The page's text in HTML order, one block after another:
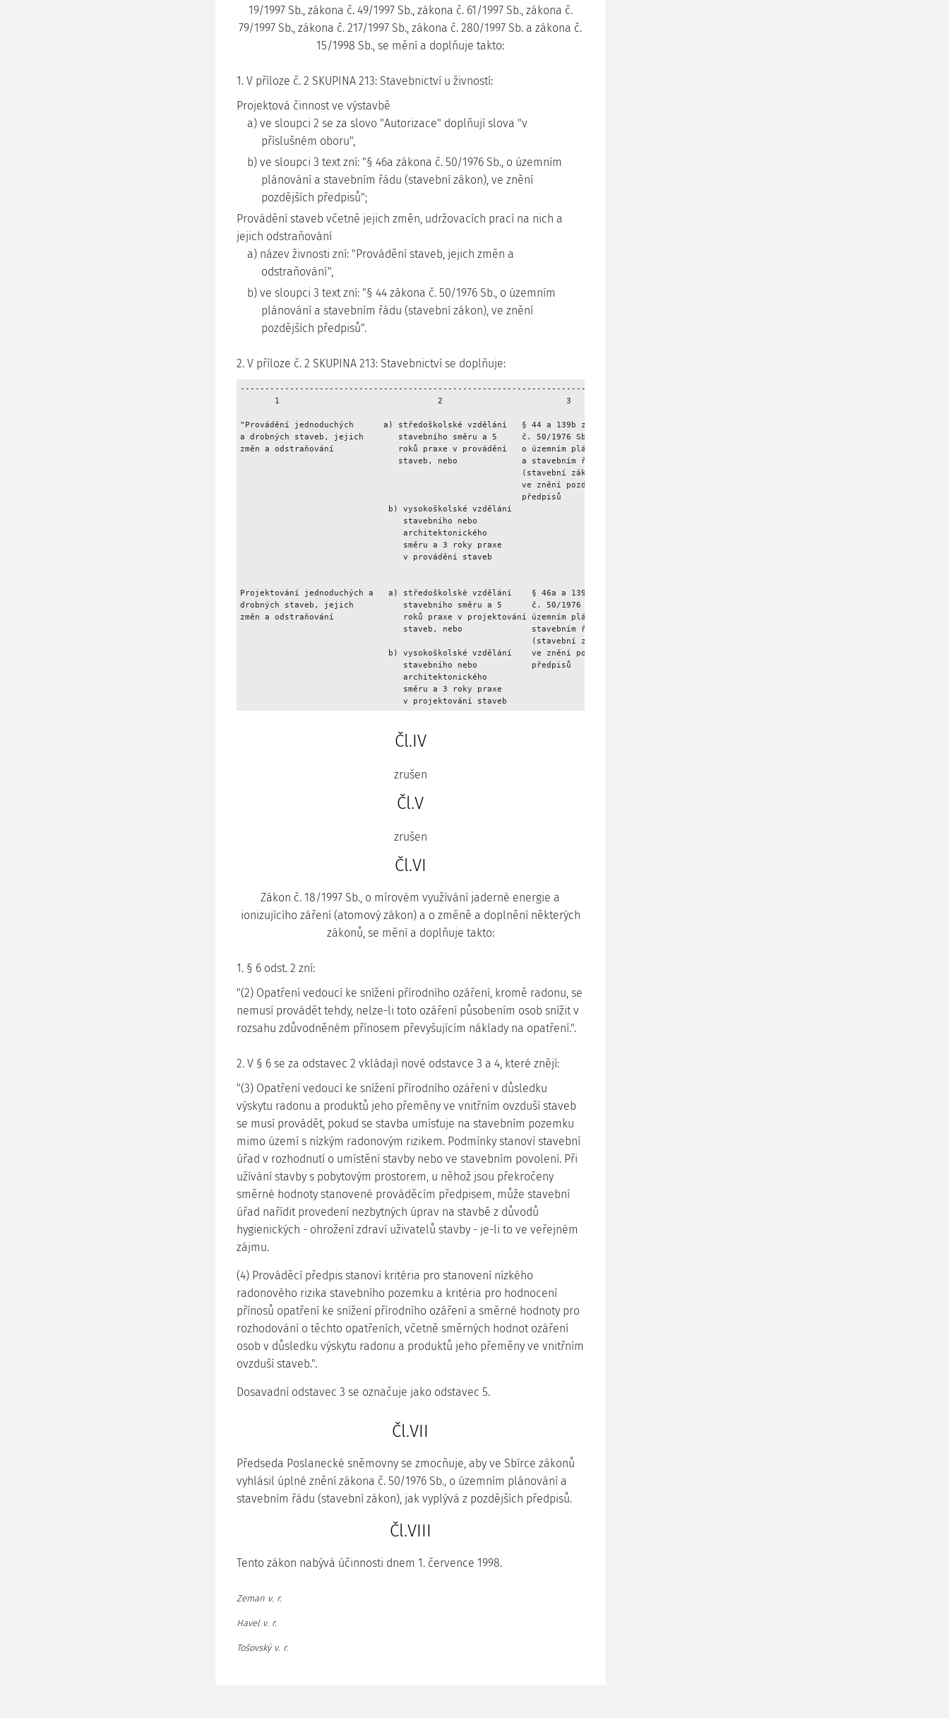
19/1997 Sb., zákona č. 49/1997 Sb., zákona č. 61/1997 Sb., zákona č.
79/1997 Sb., zákona č. 217/1997 Sb., zákona č. 280/1997 Sb. a zákona č.
15/1998 Sb., se mění a doplňuje takto:
1. V příloze č. 2 SKUPINA 213: Stavebnictví u živností:
Projektová činnost ve výstavbě
a) ve sloupci 2 se za slovo "Autorizace" doplňují slova "v
příslušném oboru",
b) ve sloupci 3 text zní: "§ 46a zákona č. 50/1976 Sb., o územním
plánování a stavebním řádu (stavební zákon), ve znění
pozdějších předpisů";
Provádění staveb včetně jejich změn, udržovacích prací na nich a
jejich odstraňování
a) název živnosti zní: "Provádění staveb, jejich změn a
odstraňování",
b) ve sloupci 3 text zní: "§ 44 zákona č. 50/1976 Sb., o územním
plánování a stavebním řádu (stavební zákon), ve znění
pozdějších předpisů".
2. V příloze č. 2 SKUPINA 213: Stavebnictví se doplňuje:
---------------------------------------------------------------------------------
       1                                2                         3
"Provádění jednoduchých      a) středoškolské vzdělání   § 44 a 139b zákona
a drobných staveb, jejich       stavebního směru a 5     č. 50/1976 Sb.,
změn a odstraňování             roků praxe v provádění   o územním plánování
                                staveb, nebo             a stavebním řádu
                                                         (stavební zákon),
                                                         ve znění pozdějších
                                                         předpisů
                              b) vysokoškolské vzdělání
                                 stavebního nebo
                                 architektonického
                                 směru a 3 roky praxe
                                 v provádění staveb
Projektování jednoduchých a   a) středoškolské vzdělání    § 46a a 139b zákona
drobných staveb, jejich          stavebního směru a 5      č. 50/1976 Sb., o
změn a odstraňování              roků praxe v projektování územním plánování a
                                 staveb, nebo              stavebním řádu
                                                           (stavební zákon),
                              b) vysokoškolské vzdělání    ve znění pozdějších
                                 stavebního nebo           předpisů
                                 architektonického
                                 směru a 3 roky praxe
Čl.IV
zrušen
Čl.V
zrušen
Čl.VI
Zákon č. 18/1997 Sb., o mírovém využívání jaderné energie a
ionizujícího záření (atomový zákon) a o změně a doplnění některých
zákonů, se mění a doplňuje takto:
1. § 6 odst. 2 zní:
"(2) Opatření vedoucí ke snížení přírodního ozáření, kromě radonu, se
nemusí provádět tehdy, nelze-li toto ozáření působením osob snížit v
rozsahu zdůvodněném přínosem převyšujícím náklady na opatření.".
2. V § 6 se za odstavec 2 vkládají nové odstavce 3 a 4, které znějí:
"(3) Opatření vedoucí ke snížení přírodního ozáření v důsledku
výskytu radonu a produktů jeho přeměny ve vnitřním ovzduší staveb
se musí provádět, pokud se stavba umísťuje na stavebním pozemku
mimo území s nízkým radonovým rizikem. Podmínky stanoví stavební
úřad v rozhodnutí o umístění stavby nebo ve stavebním povolení. Při
užívání stavby s pobytovým prostorem, u něhož jsou překročeny
směrné hodnoty stanovené prováděcím předpisem, může stavební
úřad nařídit provedení nezbytných úprav na stavbě z důvodů
hygienických - ohrožení zdraví uživatelů stavby - je-li to ve veřejném
zájmu.
(4) Prováděcí předpis stanoví kritéria pro stanovení nízkého
radonového rizika stavebního pozemku a kritéria pro hodnocení
přínosů opatření ke snížení přírodního ozáření a směrné hodnoty pro
rozhodování o těchto opatřeních, včetně směrných hodnot ozáření
osob v důsledku výskytu radonu a produktů jeho přeměny ve vnitřním
ovzduší staveb.".
Dosavadní odstavec 3 se označuje jako odstavec 5.
Čl.VII
Předseda Poslanecké sněmovny se zmocňuje, aby ve Sbírce zákonů
vyhlásil úplné znění zákona č. 50/1976 Sb., o územním plánování a
stavebním řádu (stavební zákon), jak vyplývá z pozdějších předpisů.
Čl.VIII
Tento zákon nabývá účinnosti dnem 1. července 1998.
Zeman v. r.
Havel v. r.
Tošovský v. r.